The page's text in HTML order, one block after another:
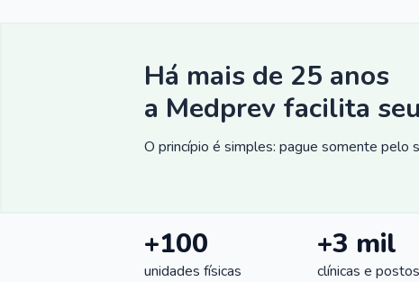
Há mais de 25 anos
a Medprev facilita
O princípio é simples: pague somente pelo
+100
unidades físicas
+3 mil
clínicas e